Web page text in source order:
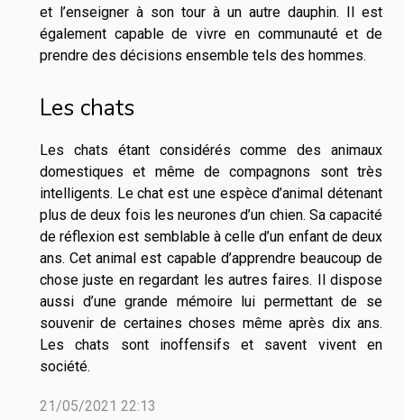
et l’enseigner à son tour à un autre dauphin. Il est
également capable de vivre en communauté et de
prendre des décisions ensemble tels des hommes.
Les chats
Les chats étant considérés comme des animaux
domestiques et même de compagnons sont très
intelligents. Le chat est une espèce d’animal détenant
plus de deux fois les neurones d’un chien. Sa capacité
de réflexion est semblable à celle d’un enfant de deux
ans. Cet animal est capable d’apprendre beaucoup de
chose juste en regardant les autres faires. Il dispose
aussi d’une grande mémoire lui permettant de se
souvenir de certaines choses même après dix ans.
Les chats sont inoffensifs et savent vivent en
société.
21/05/2021 22:13